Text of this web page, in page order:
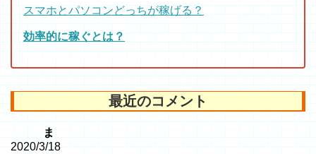
スマホとパソコンどっちが稼げる？
効率的に稼ぐとは？
最近のコメント
ま
2020/3/18